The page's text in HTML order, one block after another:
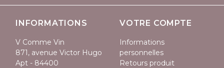
INFORMATIONS
V Comme Vin
871, avenue Victor Hugo
Apt - 84400
VOTRE COMPTE
Informations
personnelles
Retours produit